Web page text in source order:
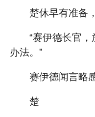
楚休早有准备
“赛伊德长官
办法。”
赛伊德闻言略
楚